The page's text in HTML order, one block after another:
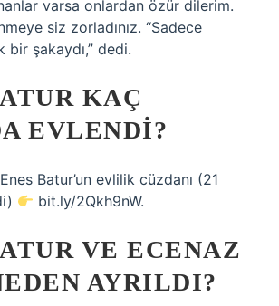
varsa onlardan özür dilerim.
siz zorladınız. “Sadece
bir şakaydı,” dedi.
KAÇ
EVLENDI?
Batur’un evlilik cüzdanı (21
bit.ly/2Qkh9nW.
VE ECENAZ
AYRILDI?